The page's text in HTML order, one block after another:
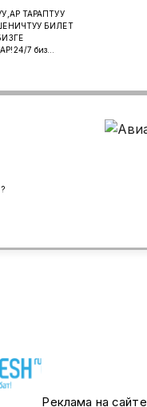
ТАРАПТУУ
БИЛЕТ
7 биз
Реклама на сайте